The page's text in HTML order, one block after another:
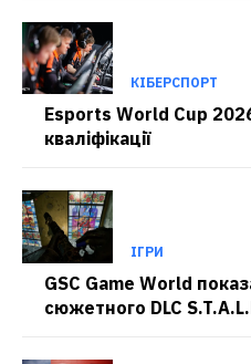
КІБЕРСПОРТ
Esports World Cup
кваліфікації
ІГРИ
GSC Game World
сюжетного DLC